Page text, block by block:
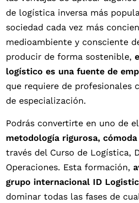
de logística inversa más
sociedad cada vez más
medioambiente y consciente
producir de forma sostenible,
logístico es una fuente de
que requiere de profesionales
de especialización.
Podrás convertirte en uno de
metodología rigurosa,
través del Curso de Logística,
Operaciones. Esta formación,
grupo internacional ID
dominar todas las fases de